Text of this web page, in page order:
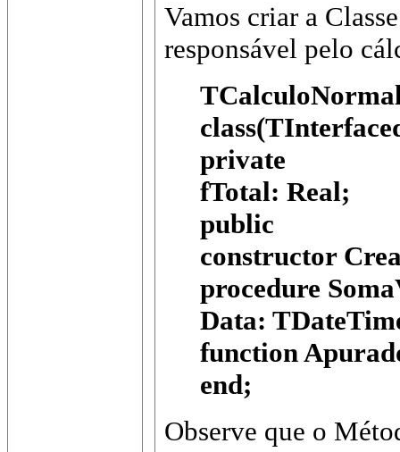
Vamos criar a
responsável pelo
private
fTotal: Real;
public
constructor
procedure
Data:
function
end;
Observe que o